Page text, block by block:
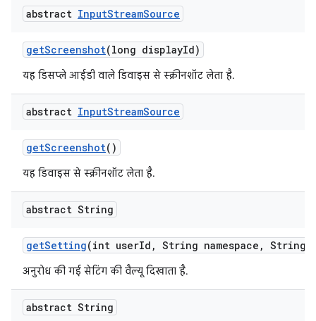
abstract InputStreamSource
getScreenshot(long displayId)
यह डिसप्ले आईडी वाले डिवाइस से स्क्रीनशॉट लेता है.
abstract InputStreamSource
getScreenshot()
यह डिवाइस से स्क्रीनशॉट लेता है.
abstract String
getSetting(int userId , String namespace , String
अनुरोध की गई सेटिंग की वैल्यू दिखाता है.
abstract String